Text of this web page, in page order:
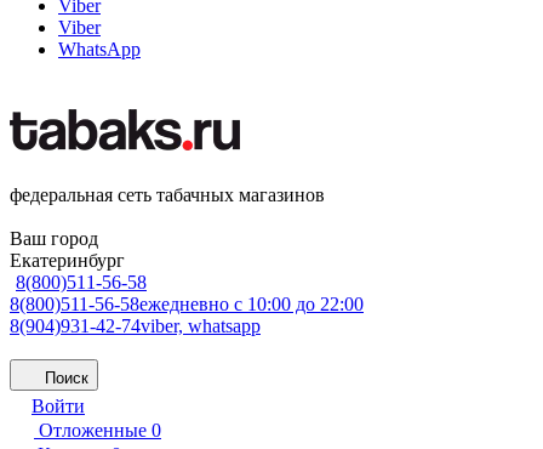
Viber
Viber
WhatsApp
федеральная сеть табачных магазинов
Ваш город
Екатеринбург
8(800)511-56-58
8(800)511-56-58ежедневно с 10:00 до 22:00
8(904)931-42-74viber, whatsapp
Поиск
Войти
Отложенные 0